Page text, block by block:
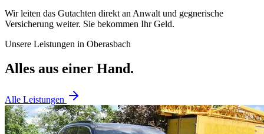
Wir leiten das Gutachten direkt an Anwalt und gegnerische
Versicherung weiter. Sie bekommen Ihr Geld.
Unsere Leistungen in Oberasbach
Alles aus einer Hand.
Alle Leistungen